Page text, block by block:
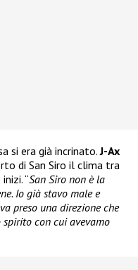
si era già incrinato.J-Ax
di San Siro il clima tra
“San Siro non è la
Io già stavo male e
preso una direzione che
spirito con cui avevamo